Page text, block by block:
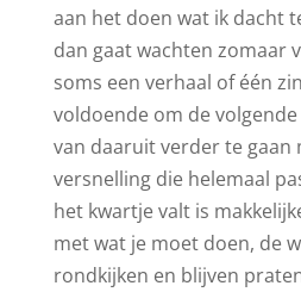
aan het doen wat ik dacht
dan gaat wachten zomaar
soms een verhaal of één
voldoende om de
van daaruit verder te gaan
versnelling die helemaal
het kwartje valt is
met wat je moet doen, de
rondkijken en blijven